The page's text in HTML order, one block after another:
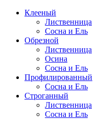
Клееный
Лиственница
Сосна и Ель
Обрезной
Лиственница
Осина
Сосна и Ель
Профилированный
Сосна и Ель
Строганный
Лиственница
Сосна и Ель